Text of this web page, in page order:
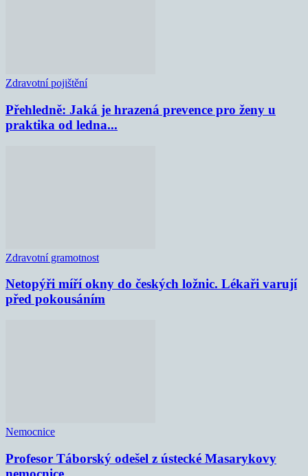
Zdravotní pojištění
Přehledně: Jaká je hrazená prevence pro ženy u
praktika od ledna...
Zdravotní gramotnost
Netopýři míří okny do českých ložnic. Lékaři varují
před pokousáním
Nemocnice
Profesor Táborský odešel z ústecké Masarykovy